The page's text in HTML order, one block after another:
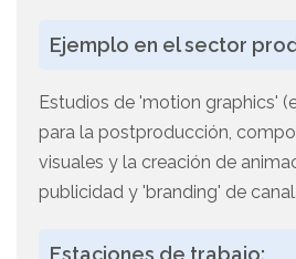
Ejemplo en el sector
Estudios de 'motion graphics'
para la postproducción,
visuales y la creación de
publicidad y 'branding' de canal.
Estaciones de trabajo: